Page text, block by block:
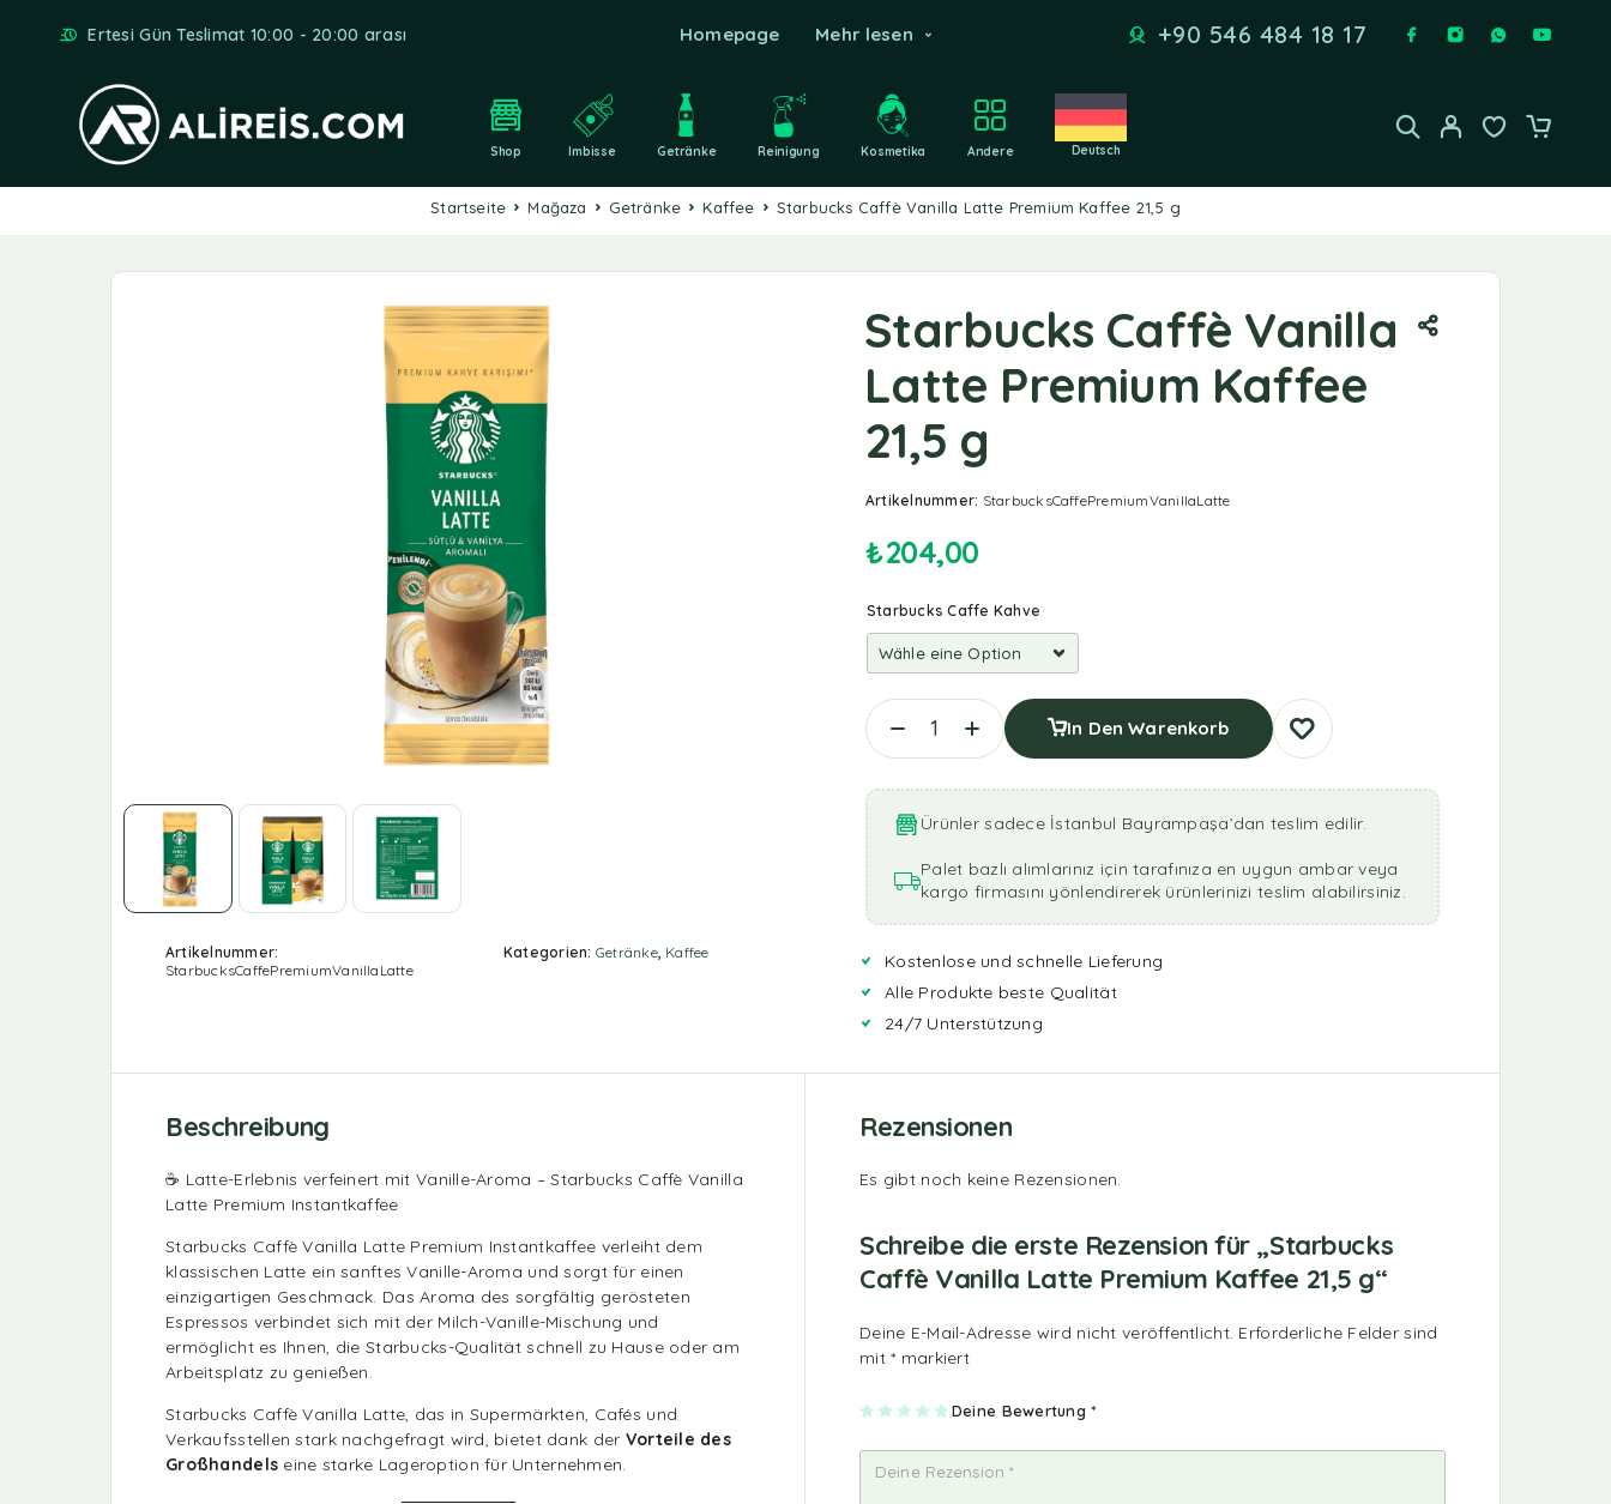
Ertesi Gün Teslimat 10:00 - 20:00 arası Homepage Mehr lesen +90 546 484 18 17
Shop Imbisse Getränke Reinigung Kosmetika Andere Deutsch
Startseite Mağaza Getränke Kaffee Starbucks Caffè Vanilla Latte Premium Kaffee 21,5 g
Artikelnummer:
StarbucksCaffePremiumVanillaLatte
Kategorien: Getränke, Kaffee
Starbucks Caffè Vanilla
Latte Premium Kaffee
21,5 g
Artikelnummer: StarbucksCaffePremiumVanillaLatte
₺204,00
Starbucks Caffe Kahve
In Den Warenkorb
Ürünler sadece İstanbul Bayrampaşa’dan teslim edilir.
Palet bazlı alımlarınız için tarafınıza en uygun ambar veya
kargo firmasını yönlendirerek ürünlerinizi teslim alabilirsiniz.
Kostenlose und schnelle Lieferung
Alle Produkte beste Qualität
24/7 Unterstützung
Beschreibung
☕ Latte-Erlebnis verfeinert mit Vanille-Aroma – Starbucks Caffè Vanilla
Latte Premium Instantkaffee
Starbucks Caffè Vanilla Latte Premium Instantkaffee verleiht dem
klassischen Latte ein sanftes Vanille-Aroma und sorgt für einen
einzigartigen Geschmack. Das Aroma des sorgfältig gerösteten
Espressos verbindet sich mit der Milch-Vanille-Mischung und
ermöglicht es Ihnen, die Starbucks-Qualität schnell zu Hause oder am
Arbeitsplatz zu genießen.
Starbucks Caffè Vanilla Latte, das in Supermärkten, Cafés und
Verkaufsstellen stark nachgefragt wird, bietet dank der Vorteile des
Großhandels eine starke Lageroption für Unternehmen.
Rezensionen
Es gibt noch keine Rezensionen.
Schreibe die erste Rezension für „Starbucks
Caffè Vanilla Latte Premium Kaffee 21,5 g“
Deine E-Mail-Adresse wird nicht veröffentlicht. Erforderliche Felder sind
mit* markiert
Deine Bewertung*
1
vo
5
2
vo
5
St
er
3
vo
5
St
er
4
vo
5
St
er
5
vo
5
St
er